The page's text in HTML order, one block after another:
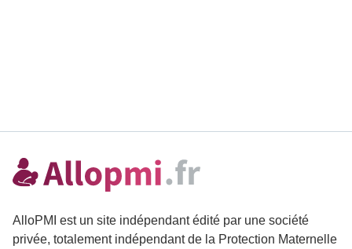
AlloPMI est un site indépendant édité par une société
privée, totalement indépendant de la Protection Maternelle